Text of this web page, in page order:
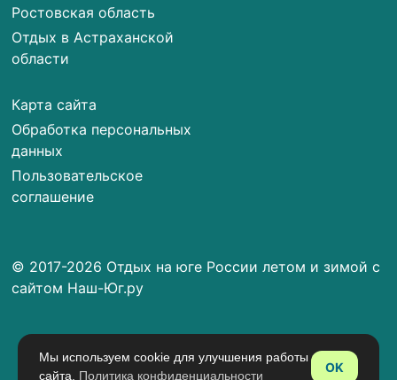
Ростовская область
Отдых в Астраханской
области
Карта сайта
Обработка персональных
данных
Пользовательское
соглашение
© 2017-2026 Отдых на юге России летом и зимой с
сайтом Наш-Юг.ру
Мы используем cookie для улучшения работы
сайта. Политика конфиденциальности
OK